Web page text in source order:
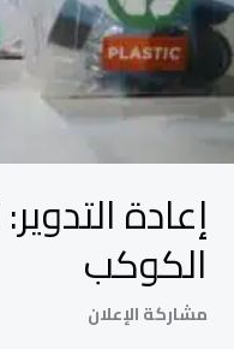
إعادة
الكوكب
مشاركة الإعلان